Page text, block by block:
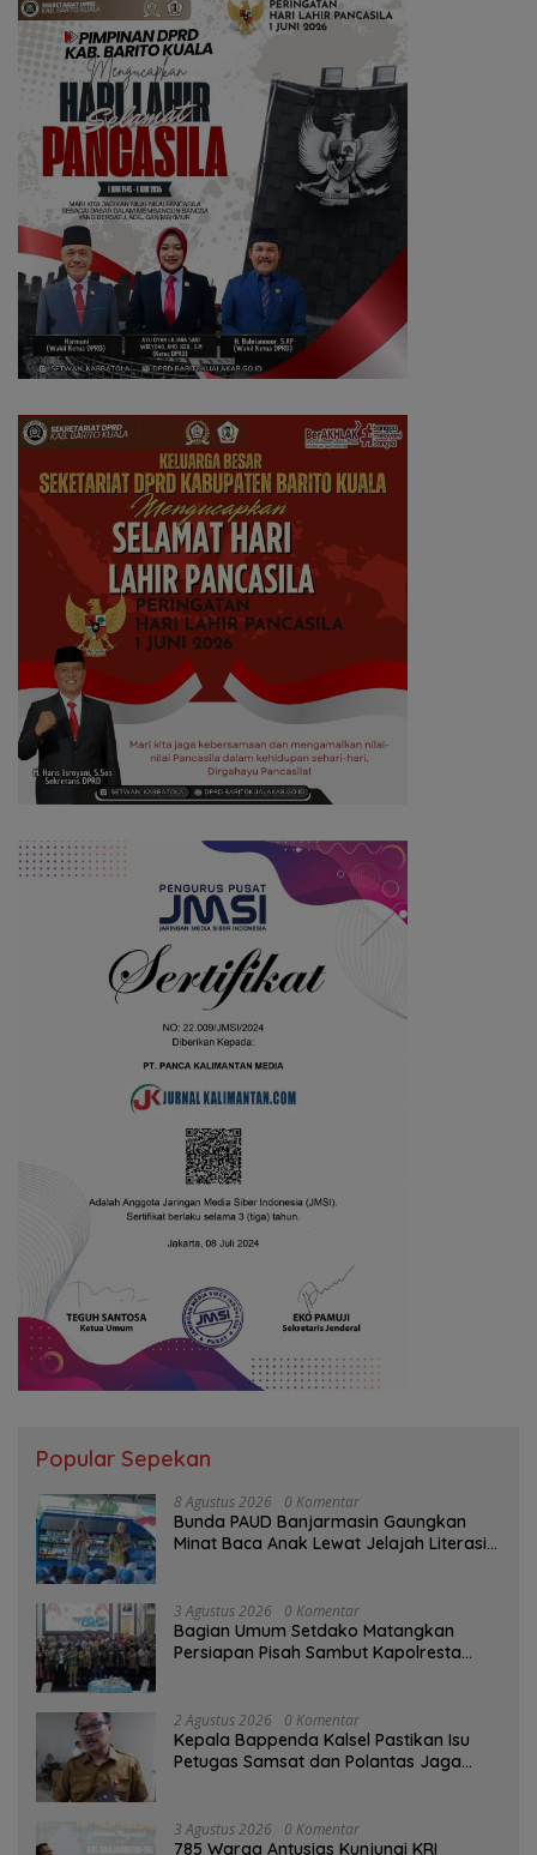
Popular Sepekan
8 Agustus 2026 0 Komentar
Bunda PAUD Banjarmasin Gaungkan
Minat Baca Anak Lewat Jelajah Literasi
3 Agustus 2026 0 Komentar
Bagian Umum Setdako Matangkan
Persiapan Pisah Sambut Kapolresta
2 Agustus 2026 0 Komentar
Kepala Bappenda Kalsel Pastikan Isu
Petugas Samsat dan Polantas Jaga
3 Agustus 2026 0 Komentar
785 Warga Antusias Kunjungi KRI